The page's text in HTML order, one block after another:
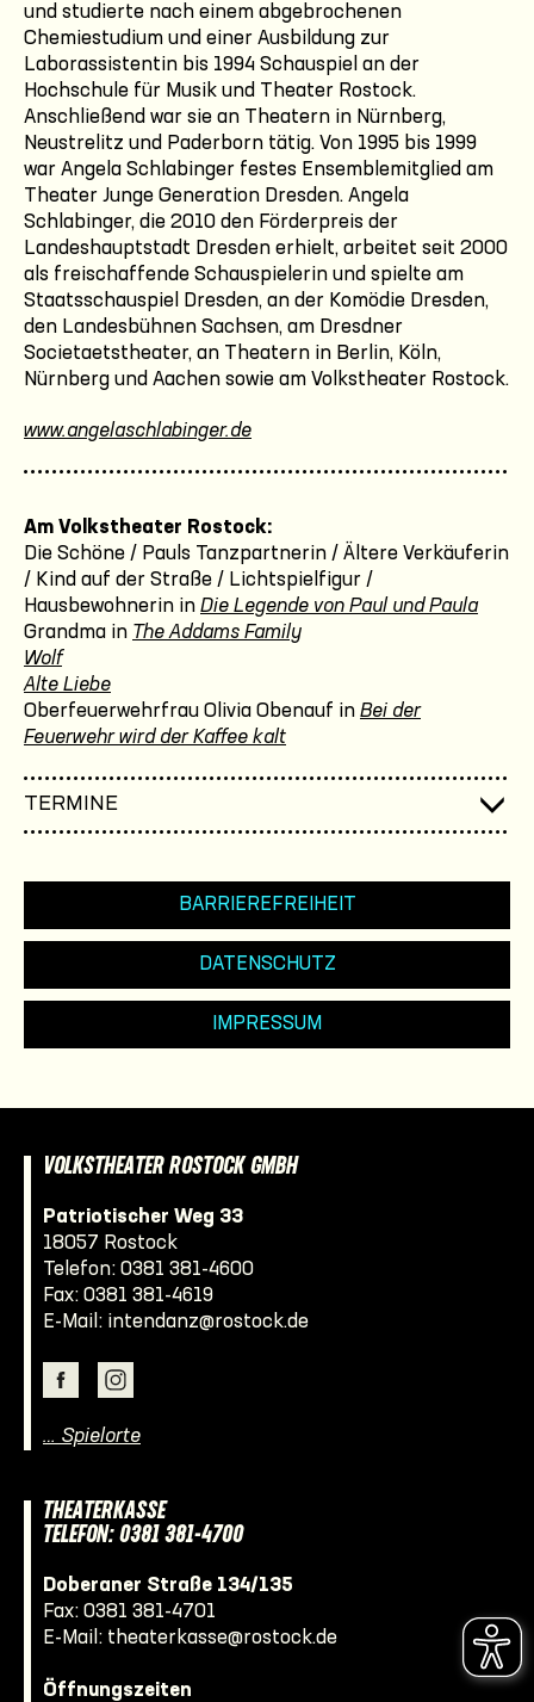
und studierte nach einem abgebrochenen
Chemiestudium und einer Ausbildung zur
Laborassistentin bis 1994 Schauspiel an der
Hochschule für Musik und Theater Rostock.
Anschließend war sie an Theatern in Nürnberg,
Neustrelitz und Paderborn tätig. Von 1995 bis 1999
war Angela Schlabinger festes Ensemblemitglied am
Theater Junge Generation Dresden. Angela
Schlabinger, die 2010 den Förderpreis der
Landeshauptstadt Dresden erhielt, arbeitet seit 2000
als freischaffende Schauspielerin und spielte am
Staatsschauspiel Dresden, an der Komödie Dresden,
den Landesbühnen Sachsen, am Dresdner
Societaetstheater, an Theatern in Berlin, Köln,
Nürnberg und Aachen sowie am Volkstheater Rostock.
www.angelaschlabinger.de
Am Volkstheater Rostock:
Die Schöne / Pauls Tanzpartnerin / Ältere Verkäuferin
/ Kind auf der Straße / Lichtspielfigur /
Hausbewohnerin in Die Legende von Paul und Paula
Grandma in The Addams Family
Wolf
Alte Liebe
Oberfeuerwehrfrau Olivia Obenauf in Bei der
Feuerwehr wird der Kaffee kalt
TERMINE
BARRIEREFREIHEIT
DATENSCHUTZ
IMPRESSUM
VOLKSTHEATER ROSTOCK GMBH
Patriotischer Weg 33
18057 Rostock
Telefon: 0381 381-4600
Fax: 0381 381-4619
E-Mail: intendanz@rostock.de
… Spielorte
THEATERKASSE
TELEFON: 0381 381-4700
Doberaner Straße 134/135
Fax: 0381 381-4701
E-Mail: theaterkasse@rostock.de
Öffnungszeiten